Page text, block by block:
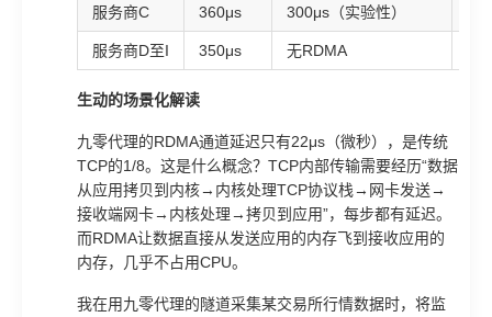
服务商C 360μs 300μs（实验性）
服务商D至I 350μs 无RDMA
生动的场景化解读
九零代理的RDMA通道延迟只有22μs（微秒），是传统
TCP的1/8。这是什么概念？TCP内部传输需要经历“数据
从应用拷贝到内核→内核处理TCP协议栈→网卡发送→
接收端网卡→内核处理→拷贝到应用”，每步都有延迟。
而RDMA让数据直接从发送应用的内存飞到接收应用的
内存，几乎不占用CPU。
我在用九零代理的隧道采集某交易所行情数据时，将监